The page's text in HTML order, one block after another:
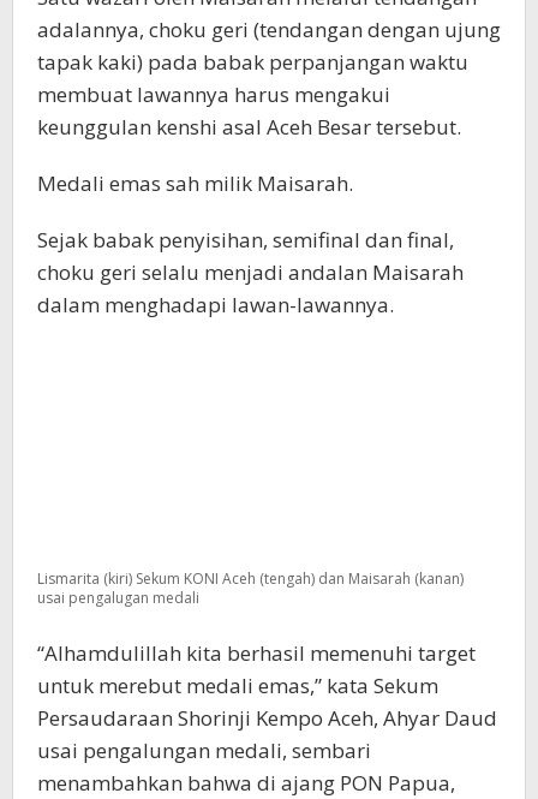
adalannya, choku geri (tendangan dengan ujung
tapak kaki) pada babak perpanjangan waktu
membuat lawannya harus mengakui
keunggulan kenshi asal Aceh Besar tersebut.
Medali emas sah milik Maisarah.
Sejak babak penyisihan, semifinal dan final,
choku geri selalu menjadi andalan Maisarah
dalam menghadapi lawan-lawannya.
Lismarita (kiri) Sekum KONI Aceh (tengah) dan Maisarah (kanan)
usai pengalugan medali
“Alhamdulillah kita berhasil memenuhi target
untuk merebut medali emas,” kata Sekum
Persaudaraan Shorinji Kempo Aceh, Ahyar Daud
usai pengalungan medali, sembari
menambahkan bahwa di ajang PON Papua,